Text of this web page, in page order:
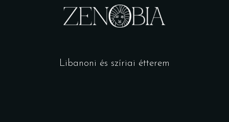
Libanoni és szíriai étterem